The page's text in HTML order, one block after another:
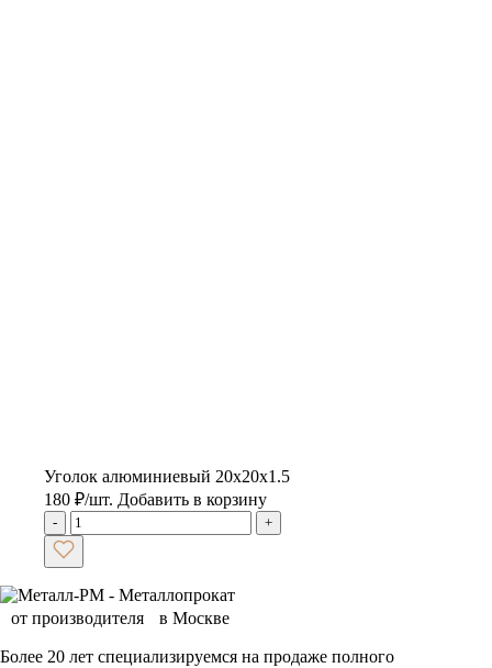
Уголок алюминиевый 20х20х1.5
180 ₽/шт. Добавить в корзину
- +
Более 20 лет специализируемся на продаже полного